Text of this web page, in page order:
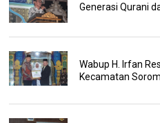
Generasi Qurani
Wabup H. Irfan
Kecamatan